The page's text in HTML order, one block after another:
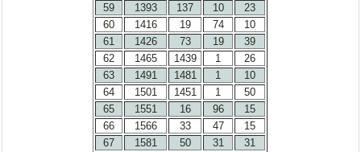
59
1393 137 10
23
60
1416 19 74
10
61
1426 73 19
39
62
1465 1439 1
26
63
1491 1481 1
10
64
1501 1451 1
50
65
1551 16 96
15
66
1566 33 47
15
67
1581 50 31
31